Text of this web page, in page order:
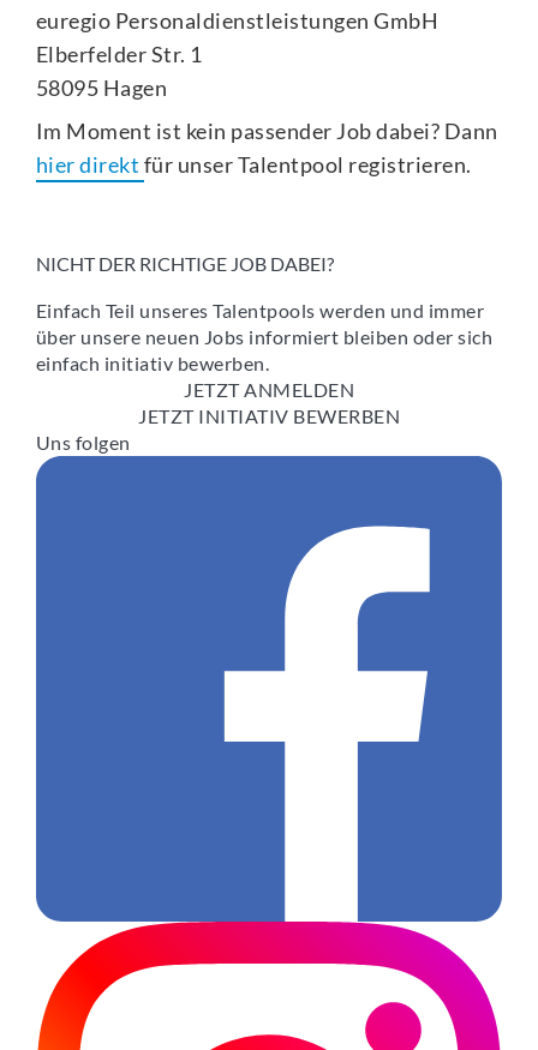
euregio Personaldienstleistungen GmbH
Elberfelder Str. 1
58095 Hagen
Im Moment ist kein passender Job dabei? Dann
hier direkt für unser Talentpool registrieren.
NICHT DER RICHTIGE JOB DABEI?
Einfach Teil unseres Talentpools werden und immer
über unsere neuen Jobs informiert bleiben oder sich
einfach initiativ bewerben.
JETZT ANMELDEN
JETZT INITIATIV BEWERBEN
Uns folgen